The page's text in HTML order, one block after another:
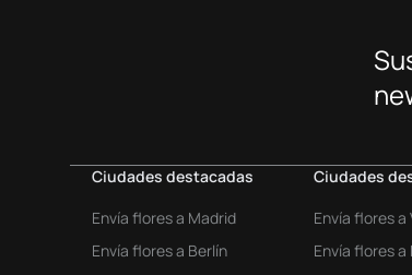
Ciudades destacadas
Envía flores a Madrid
Envía flores a Berlín
Ciudades
Envía flores a
Envía flores a